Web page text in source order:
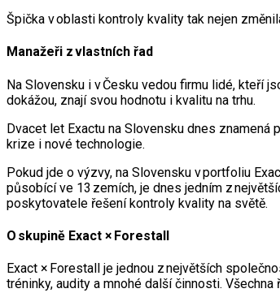
Špička v oblasti kontroly kvality tak nejen
Manažeři z vlastních řad
Na Slovensku i v Česku vedou firmu lidé, kteří
dokážou, znají svou hodnotu i kvalitu na trhu.
Dvacet let Exactu na Slovensku dnes znamená
krize i nové technologie.
Pokud jde o výzvy, na Slovensku v portfoliu
působící ve 13 zemích, je dnes jedním z
poskytovatele řešení kontroly kvality na světě.
O skupině Exact × Forestall
Exact × Forestall je jednou z největších
tréninky, audity a mnohé další činnosti.